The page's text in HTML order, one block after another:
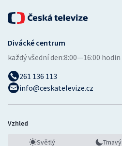
Divácké centrum
každý všední den:8:00—16:00 hodin
261 136 113
info@ceskatelevize.cz
Vzhled
Světlý Tmavý